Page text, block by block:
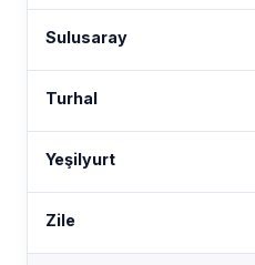
Sulusaray
Turhal
Yeşilyurt
Zile